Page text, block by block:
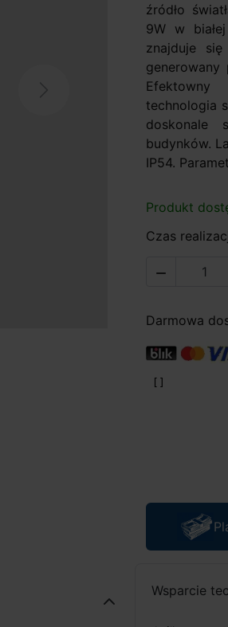
źródło
9W w
znajduje
technologia
doskonale
budynków.
IP54.
Produkt
Czas

Darmowa
Wsparcie